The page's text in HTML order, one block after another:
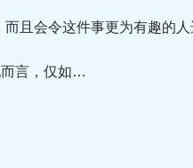
且会令这件事更为有趣的人
言，仅如…